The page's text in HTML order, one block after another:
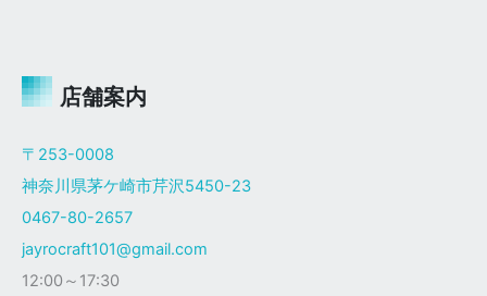
Ｘ
ク
様
店舗案内
〒253-0008
神奈川県茅ケ崎市芹沢5450-23
0467-80-2657
jayrocraft101@gmail.com
12:00～17:30